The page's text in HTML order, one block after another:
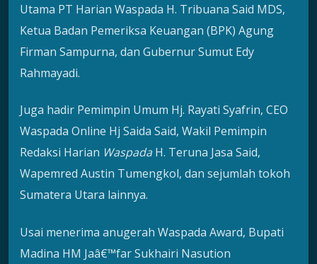
Utama PT Harian Waspada H. Tribuana Said MDS,
Ketua Badan Pemeriksa Keuangan (BPK) Agung
Firman Sampurna, dan Gubernur Sumut Edy
Rahmayadi.
Juga hadir Pemimpin Umum Hj. Rayati Syafrin, CEO
Waspada Online Hj Saida Said, Wakil Pemimpin
Redaksi Harian WaspadaH. Teruna Jasa Said,
Wapemred Austin Tumengkol, dan sejumlah tokoh
Sumatera Utara lainnya.
Usai menerima anugerah Waspada Award, Bupati
Madina HM Jaâ€™far Sukhairi Nasution